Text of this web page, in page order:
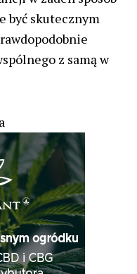
być skutecznym
z samą w